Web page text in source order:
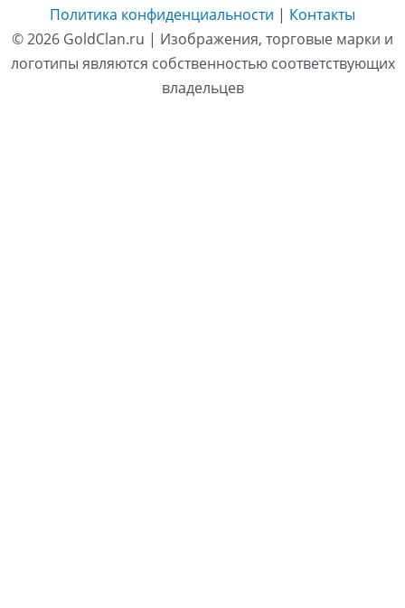
Политика конфиденциальности | Контакты
© 2026 GoldClan.ru | Изображения, торговые марки и
логотипы являются собственностью соответствующих
владельцев